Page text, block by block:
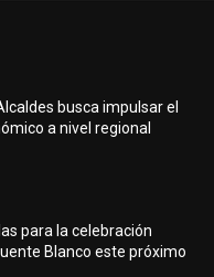
busca impulsar el
a nivel regional
para la celebración
Blanco este próximo